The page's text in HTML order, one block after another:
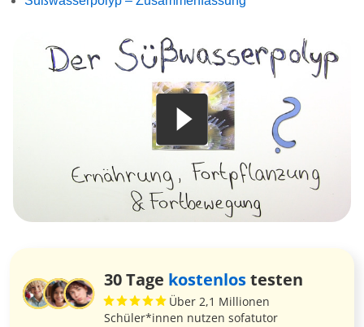
30 Tage kostenlostesten
Über 2,1 Millionen
Schüler*innen nutzen sofatutor